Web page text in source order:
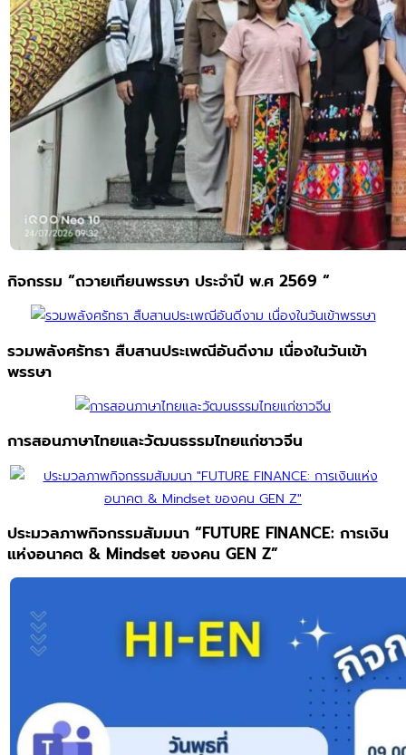
กิจกรรม “ถวายเทียนพรรษา ประจำปี พ.ศ 2569 “
รวมพลังศรัทธา สืบสานประเพณีอันดีงาม เนื่องในวันเข้า
พรรษา
การสอนภาษาไทยและวัฒนธรรมไทยแก่ชาวจีน
ประมวลภาพกิจกรรมสัมมนา “FUTURE FINANCE: การเงิน
แห่งอนาคต & Mindset ของคน GEN Z”